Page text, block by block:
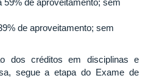
de aproveitamento; sem
dos créditos em disciplinas e
segue a etapa do Exame de